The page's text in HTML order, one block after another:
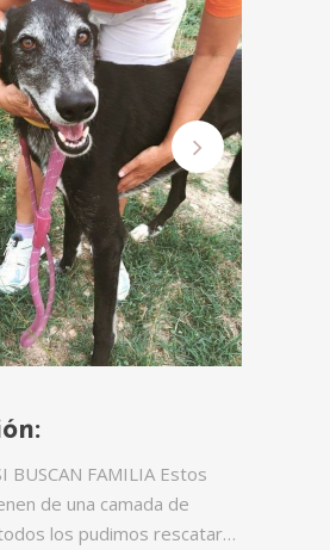
BUSCAN FAMILIA Estos
de una camada de
los pudimos rescatar…